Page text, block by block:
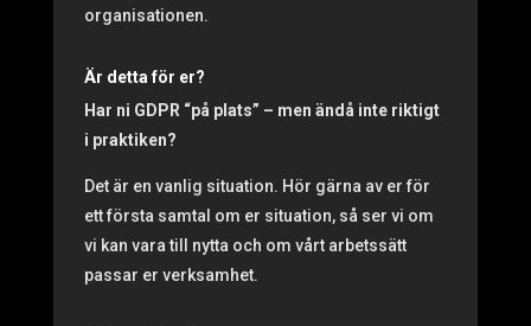
organisationen.
Är detta för er?
Har ni GDPR “på plats” – men ändå inte riktigt
i praktiken?
Det är en vanlig situation. Hör gärna av er för
ett första samtal om er situation, så ser vi om
vi kan vara till nytta och om vårt arbetssätt
passar er verksamhet.